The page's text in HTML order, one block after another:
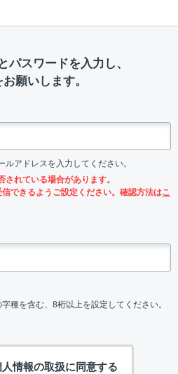
パスワードを入力し、
願いします。
アドレスを入力してください。
れている場合があります。
できるようご設定ください。確認方法はこ
種を含む、8桁以上を設定してください。
情報の取扱に同意する